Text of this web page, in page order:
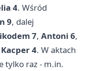
4. Wśród
9, dalej
7, Antoni 6,
Kacper 4. W aktach
tylko raz - m.in.